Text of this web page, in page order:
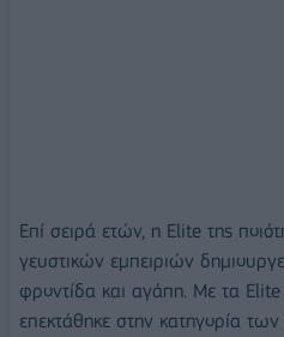
Επί σειρά ετών, η Elite της
γευστικών εμπειριών
φροντίδα και αγάπη. Με τα
επεκτάθηκε στην κατηγορία των